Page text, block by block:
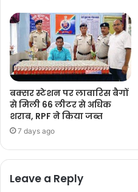
बक्सर स्टेशन पर लावारिस बैगों
से मिली 66 लीटर से अधिक
शराब, RPF ने किया जब्त
7 days ago
Leave a Reply